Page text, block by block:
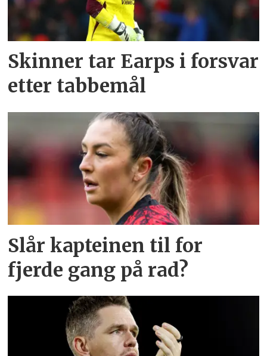
Skinner tar Earps i forsvar
etter tabbemål
Slår kapteinen til for
fjerde gang på rad?